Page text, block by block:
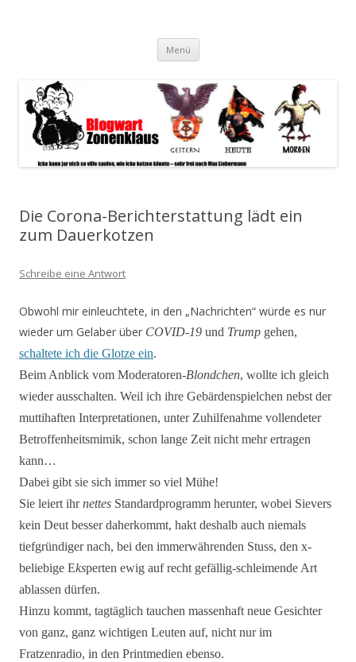
spiegeln im wesentlichen den Gesundheitszustand dieser unserer
Menü Zum
springen
Die Corona-Berichterstattung lädt ein
zum Dauerkotzen
Schreibe eine Antwort
Obwohl mir einleuchtete, in den „Nachrichten“ würde es nur
wieder um Gelaber über COVID-19 und Trump gehen,
schaltete ich die Glotze ein.
Beim Anblick vom Moderatoren-Blondchen, wollte ich gleich
wieder ausschalten. Weil ich ihre Gebärdenspielchen nebst der
muttihaften Interpretationen, unter Zuhilfenahme vollendeter
Betroffenheitsmimik, schon lange Zeit nicht mehr ertragen
kann…
Dabei gibt sie sich immer so viel Mühe!
Sie leiert ihrnettes Standardprogramm herunter, wobei Sievers
kein Deut besser daherkommt, hakt deshalb auch niemals
tiefgründiger nach, bei den immerwährenden Stuss, den x-
beliebige Eksperten ewig auf recht gefällig-schleimende Art
ablassen dürfen.
Hinzu kommt, tagtäglich tauchen massenhaft neue Gesichter
von ganz, ganz wichtigen Leuten auf, nicht nur im
Fratzenradio, in den Printmedien ebenso.